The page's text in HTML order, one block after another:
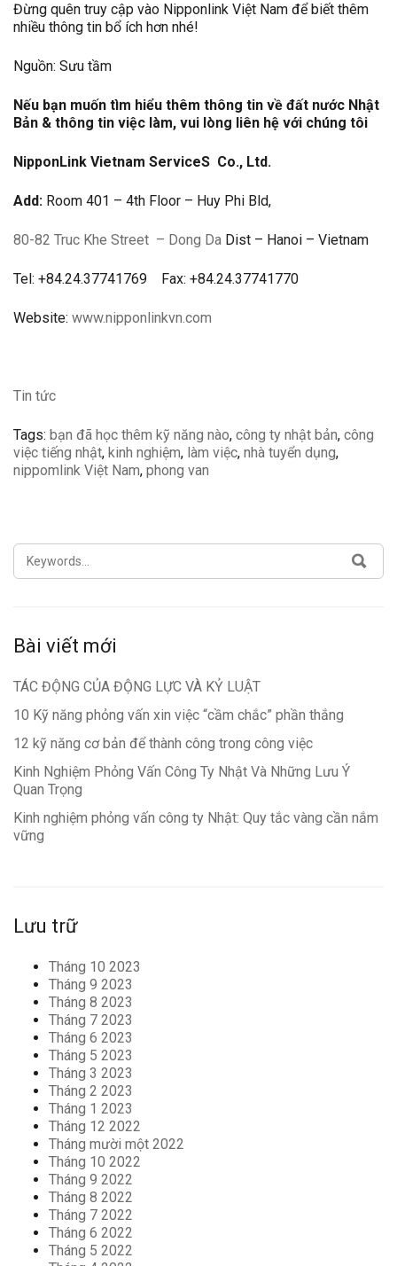
Đừng quên truy cập vào Nipponlink Việt Nam để biết thêm
nhiều thông tin bổ ích hơn nhé!
Nguồn: Sưu tầm
Nếu bạn muốn tìm hiểu thêm thông tin về đất nước Nhật
Bản & thông tin việc làm, vui lòng liên hệ với chúng tôi
NipponLink Vietnam ServiceS Co., Ltd.
Add: Room 401 – 4th Floor – Huy Phi Bld,
80-82 Truc Khe Street – Dong Da Dist – Hanoi – Vietnam
Tel: +84.24.37741769 Fax: +84.24.37741770
Website: www.nipponlinkvn.com
Tin tức
Tags: bạn đã học thêm kỹ năng nào, công ty nhật bản, công
việc tiếng nhật, kinh nghiệm, làm việc, nhà tuyển dụng,
nippomlink Việt Nam, phong van
SEARCH
FOR:
Bài viết mới
TÁC ĐỘNG CỦA ĐỘNG LỰC VÀ KỶ LUẬT
10 Kỹ năng phỏng vấn xin việc “cầm chắc” phần thắng
12 kỹ năng cơ bản để thành công trong công việc
Kinh Nghiệm Phỏng Vấn Công Ty Nhật Và Những Lưu Ý
Quan Trọng
Kinh nghiệm phỏng vấn công ty Nhật: Quy tắc vàng cần nắm
vững
Lưu trữ
Tháng 10 2023
Tháng 9 2023
Tháng 8 2023
Tháng 7 2023
Tháng 6 2023
Tháng 5 2023
Tháng 3 2023
Tháng 2 2023
Tháng 1 2023
Tháng 12 2022
Tháng mười một 2022
Tháng 10 2022
Tháng 9 2022
Tháng 8 2022
Tháng 7 2022
Tháng 6 2022
Tháng 5 2022